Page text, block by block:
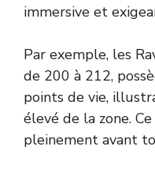
immersive et
Par exemple, les
de 200 à 212,
points de vie,
élevé de la zone.
pleinement avant